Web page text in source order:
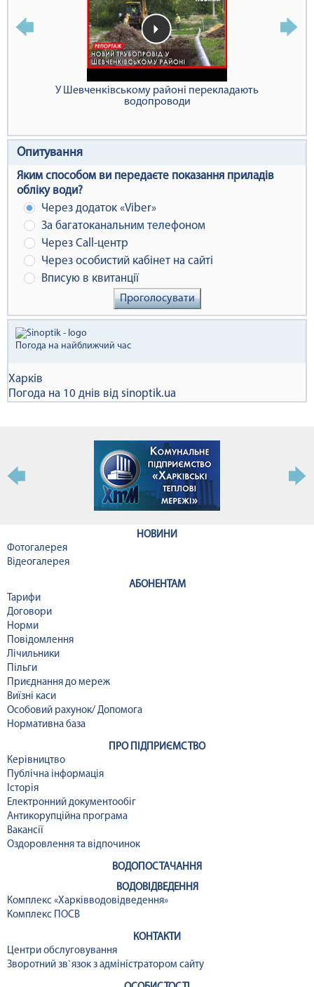
У Шевченківському районі перекладають
водопроводи
Опитування
Яким способом ви передаєте показання приладів
обліку води?
Через додаток «Viber»
За багатоканальним телефоном
Через Сall-центр
Через особистий кабінет на сайті
Вписую в квитанції
Проголосувати
Погода на найближчий час
Харків
Погода на 10 днів від sinoptik.ua
НОВИНИ
Фотогалерея
Відеогалерея
АБОНЕНТАМ
Тарифи
Договори
Норми
Повідомлення
Лічильники
Пільги
Приєднання до мереж
Виїзні каси
Особовий рахунок/ Допомога
Нормативна база
ПРО ПІДПРИЄМСТВО
Керівництво
Публічна інформація
Історія
Електронний документообіг
Антикорупційна програма
Вакансії
Оздоровлення та відпочинок
ВОДОПОСТАЧАННЯ
ВОДОВІДВЕДЕННЯ
Комплекс «Харківводовідведення»
Комплекс ПОСВ
КОНТАКТИ
Центри обслуговування
Зворотний зв`язок з адміністратором сайту